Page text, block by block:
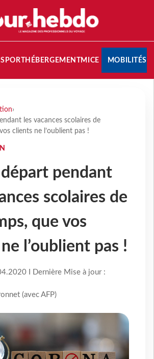
HÉBERGEMENTMICE MOBILITÉS
›
les vacances scolaires de
clients ne l’oublient pas !
pendant
scolaires de
que vos
l’oublient pas !
I Dernière Mise à jour :
(avec AFP)